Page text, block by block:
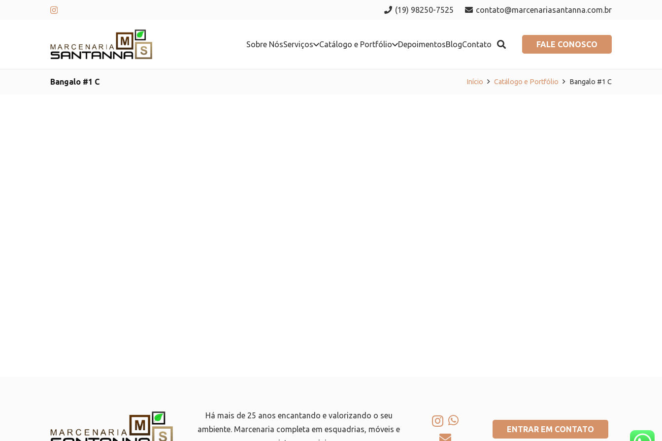
(19) 98250-7525 contato@marcenariasantanna.com.br
Sobre NósServiços Catálogo e Portfólio DepoimentosBlogContato FALE CONOSCO
Bangalo #1 C Início Catálogo e Portfólio Bangalo #1 C
Há mais de 25 anos encantando e valorizando o seu
ambiente. Marcenaria completa em esquadrias, móveis e
ENTRAR EM CONTATO